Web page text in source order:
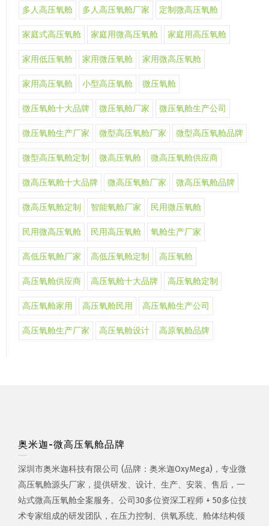
多人高压氧舱 多人高压氧舱厂家 定制微高压氧舱
家庭式高压氧舱 家庭用微高压氧舱 家庭用高压氧舱
家用低压氧舱 家用微压氧舱 家用微高压氧舱
家用高压氧舱 小型高压氧舱 微压氧舱
微压氧舱十大品牌 微压氧舱厂家 微压氧舱生产公司
微压氧舱生产厂家 微型高压氧舱厂家 微型高压氧舱品牌
微型高压氧舱定制 微高压氧舱 微高压氧舱供应商
微高压氧舱十大品牌 微高压氧舱厂家 微高压氧舱品牌
微高压氧舱定制 智能氧舱厂家 民用微压氧舱
民用微高压氧舱 民用高压氧舱 氧舱生产厂家
高低压氧舱厂家 高低压氧舱定制 高压氧舱
高压氧舱供应商 高压氧舱十大品牌 高压氧舱定制
高压氧舱家用 高压氧舱民用 高压氧舱生产公司
高压氧舱生产厂家 高压氧舱设计 高原氧舱品牌
奥米迦-微高压氧舱品牌
深圳市奥米迦科技有限公司 (品牌：奥米迦OxyMega)，专业微
高压氧舱源头厂家，提供研发、设计、生产、安装、售后，一
站式微高压氧舱全案服务。公司30多位资深工程师 + 50多位技
术专家组成的研发团队，在压力控制、供氧系统、舱体结构领